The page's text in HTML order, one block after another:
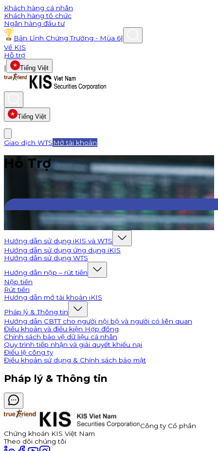
Khách hàng cá nhân
Khách hàng tổ chức
Ngân hàng đầu tư
Bản Lĩnh Chứng Trường - Mùa 6|
Về KIS
Hỗ trợ
|
Tiếng Việt
Tiếng Việt
Giao dịch WTS Mở tài khoản
Hỗ Trợ
Hướng dẫn sử dụng iKIS và WTS
Hướng dẫn sử dụng ứng dụng iKIS
Hướng dẫn sử dụng WTS
Hướng dẫn nộp – rút tiền
Nộp tiền
Rút tiền
Hướng dẫn mở tài khoản iKIS
Pháp lý & Thông tin
Hướng dẫn CBTT cho người nội bộ và người có liên quan
Điều khoản và điều kiện Hợp đồng
Chính sách bảo vệ dữ liệu cá nhân
Quy trình tiếp nhận và giải quyết khiếu nại
Điều lệ công ty
Điều khoản sử dụng & Chính sách bảo mật
Pháp lý & Thông tin
Công ty Cổ phần
Chứng khoán KIS Việt Nam
Theo dõi chúng tôi